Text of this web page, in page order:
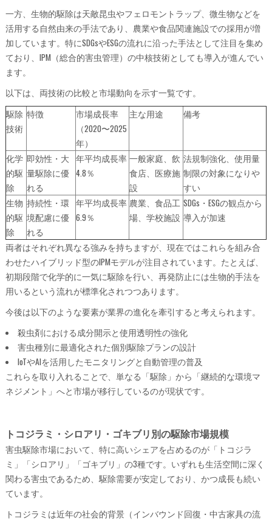
一方、生物的駆除は天敵昆虫やフェロモントラップ、微生物などを
活用する自然由来の手法であり、農業や食品関連施設での採用が増
加しています。特にSDGsやESGの流れに沿った手法として注目を集め
ており、IPM（総合的害虫管理）の中核技術としても導入が進んでい
ます。
以下は、両技術の比較と市場動向を示す一覧です。
駆除
技術
特徴
市場成長率
（2020〜2025
年）
主な用途 備考
化学
的駆
除
即効性・大
量駆除に優
れる
年平均成長率
4.8％
一般家庭、飲
食店、医療施
設
法規制強化、使用量
制限の対象になりや
すい
生物
的駆
除
持続性・環
境配慮に優
れる
年平均成長率
6.9％
農業、食品工
場、学校施設
SDGs・ESGの観点から
導入が加速
両者はそれぞれ異なる強みを持ちますが、現在ではこれらを組み合
わせたハイブリッド型のIPMモデルが注目されています。たとえば、
初期段階で化学的に一気に駆除を行い、再発防止には生物的手法を
用いるという流れが標準化されつつあります。
今後は以下のような要素が業界の進化を牽引すると考えられます。
殺虫剤における成分開示と使用透明性の強化
害虫種別に最適化された個別駆除プランの設計
IoTやAIを活用したモニタリングと自動管理の普及
これらを取り入れることで、単なる「駆除」から「継続的な環境マ
ネジメント」へと市場が移行しているのが現状です。
トコジラミ・シロアリ・ゴキブリ別の駆除市場規模
害虫駆除市場において、特に高いシェアを占めるのが「トコジラ
ミ」「シロアリ」「ゴキブリ」の3種です。いずれも生活空間に深く
関わる害虫であるため、駆除需要が安定しており、かつ成長も続い
ています。
トコジラミは近年の社会的背景（インバウンド回復・中古家具の流